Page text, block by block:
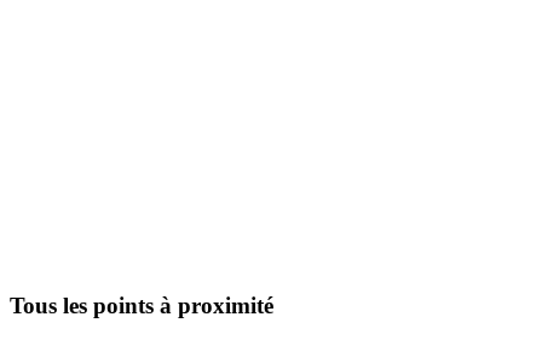
Tous les points à proximité